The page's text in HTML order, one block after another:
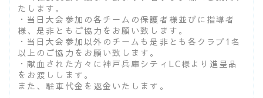
たします。
・当日大会参加の各チームの保護者様並びに指導者
様、是非ともご協力をお願い致します。
・当日大会参加以外のチームも是非とも各クラブ1名
以上のご協力をお願い致します。
・献血された方々に神戸兵庫シティLC様より進呈品
をお渡しします。
また、駐車代金を返金いたします。